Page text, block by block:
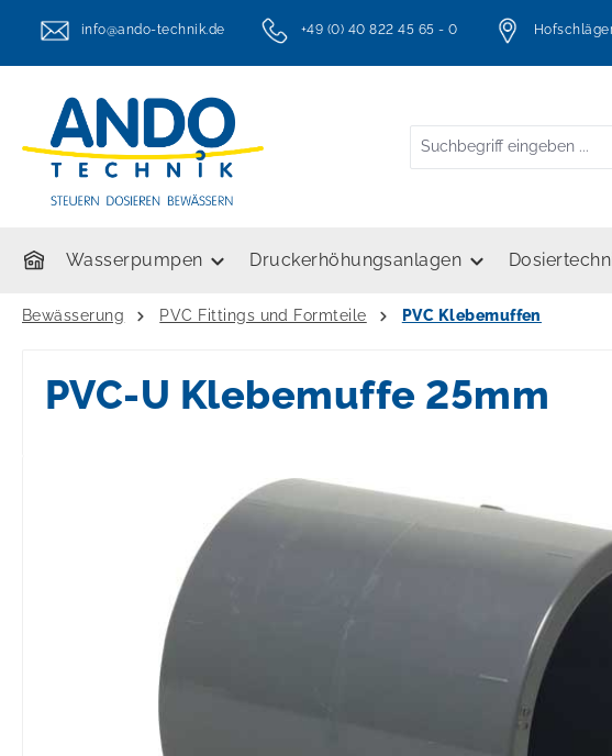
Zur Hauptnavigation springen
info@ando-technik.de +49 (0) 40 822 45 65 - 0
twt.header.serviceHotlineText
Wasserpumpen Druckerhöhungsanlagen
Bewässerung PVC Fittings und Formteile PVC Klebemuffen
PVC-U Klebemuffe 25mm